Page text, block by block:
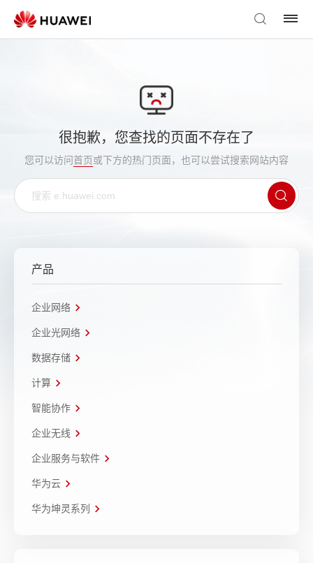
很抱歉，您查找的页面不存在了
您可以访问首页或下方的热门页面，也可以尝试搜索网站内容
产品
企业网络
企业光网络
数据存储
计算
智能协作
企业无线
企业服务与软件
华为云
华为坤灵系列